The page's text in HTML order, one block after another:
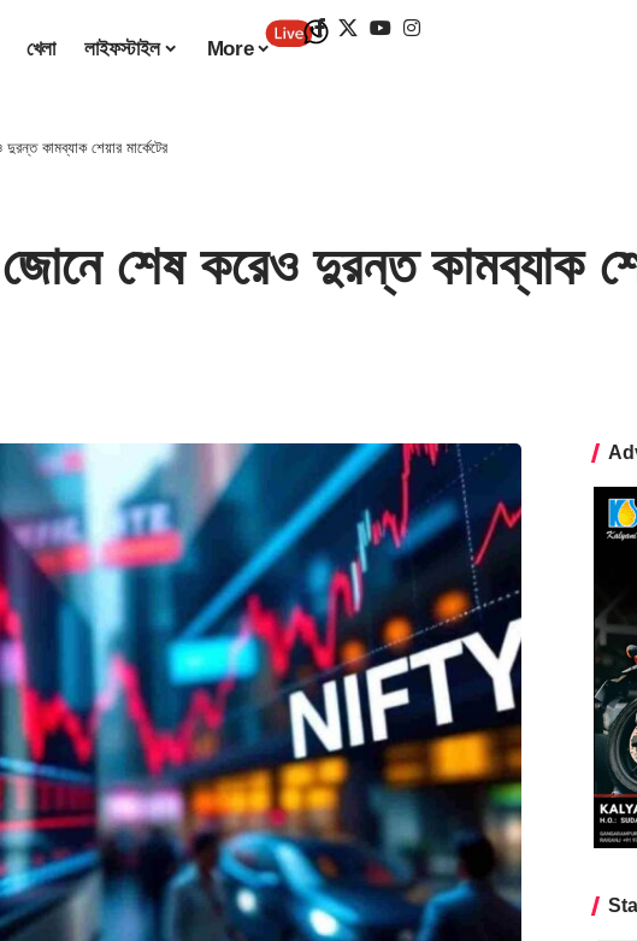
খেলা লাইফস্টাইল More
কামব্যাক শেয়ার মার্কেটের
শেষ করেও দুরন্ত কামব্যাক